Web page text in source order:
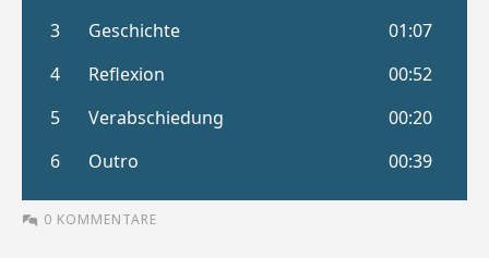
0 KOMMENTARE